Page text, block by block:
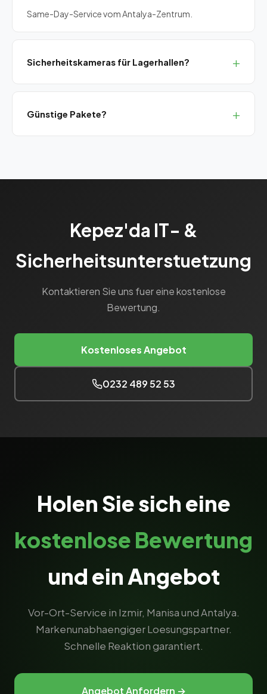
Same-Day-Service vom Antalya-Zentrum.
Sicherheitskameras für Lagerhallen?
Günstige Pakete?
Kepez'da IT- &
Sicherheitsunterstuetzung
Kontaktieren Sie uns fuer eine kostenlose
Bewertung.
Kostenloses Angebot
0232 489 52 53
Holen Sie sich eine
kostenlose Bewertung
und ein Angebot
Vor-Ort-Service in Izmir, Manisa und Antalya.
Markenunabhaengiger Loesungspartner.
Schnelle Reaktion garantiert.
Angebot Anfordern →